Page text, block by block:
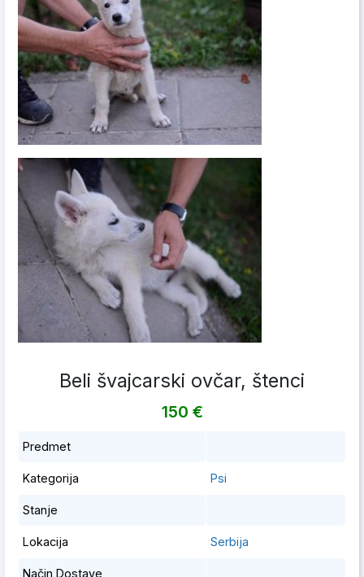
Beli švajcarski ovčar, štenci
150 €
Predmet
Kategorija Psi
Stanje
Lokacija Serbija
Način Dostave